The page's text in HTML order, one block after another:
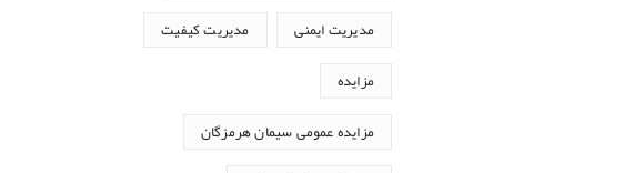
مدیریت ایمنی مدیریت کیفیت
مزایده
مزایده عمومی سیمان هرمزگان